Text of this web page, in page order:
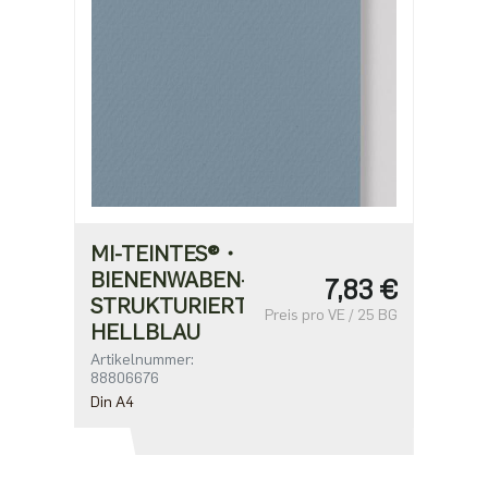
MI-TEINTES®・
BIENENWABEN-
STRUKTURIERT・
HELLBLAU
Artikelnummer:
88806676
Din A4
7,83 €
Preis pro VE / 25 BG